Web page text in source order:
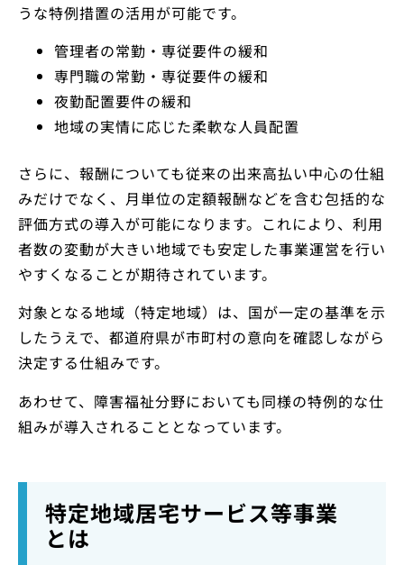
うな特例措置の活用が可能です。
管理者の常勤・専従要件の緩和
専門職の常勤・専従要件の緩和
夜勤配置要件の緩和
地域の実情に応じた柔軟な人員配置
さらに、報酬についても従来の出来高払い中心の仕組
みだけでなく、月単位の定額報酬などを含む包括的な
評価方式の導入が可能になります。これにより、利用
者数の変動が大きい地域でも安定した事業運営を行い
やすくなることが期待されています。
対象となる地域（特定地域）は、国が一定の基準を示
したうえで、都道府県が市町村の意向を確認しながら
決定する仕組みです。
あわせて、障害福祉分野においても同様の特例的な仕
組みが導入されることとなっています。
特定地域居宅サービス等事業
とは